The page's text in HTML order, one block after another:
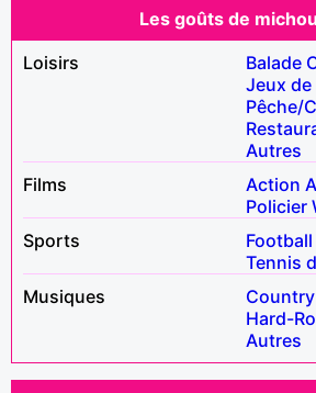
Les goûts de
Loisirs
Balade
Jeux
Pêche/
Autres
Films
Action
Policier
Sports
Football
Tennis
Musiques
Country
Hard-
Autres